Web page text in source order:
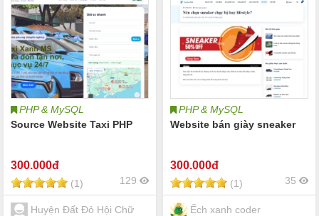
PHP & MySQL
Source Website Taxi PHP
300.000đ
(1) 129
Huyện Đất Đỏ Hội Chữ
PHP & MySQL
Website bán giày sneaker
300.000đ
(1) 35
Ếch xanh coder